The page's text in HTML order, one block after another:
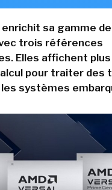
sa gamme
trois références
Elles affichent plus
pour traiter des
systèmes